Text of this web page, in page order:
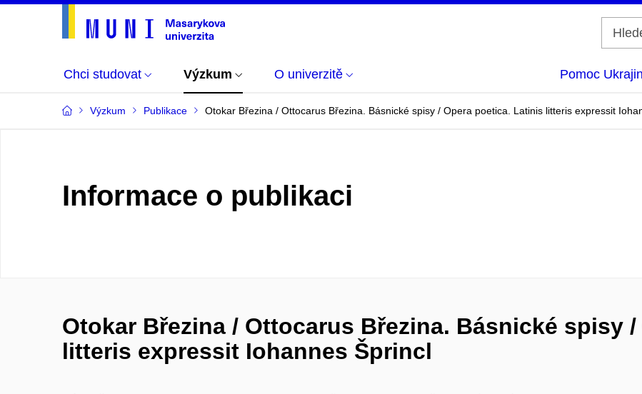
Chci studovat Výzkum O univerzitě Pomoc
Výzkum Publikace Otokar Březina / Ottocarus Březina. Básnické spisy / Opera poetica. Latinis litteris expressit
Informace o publikaci
Otokar Březina / Ottocarus Březina. Básnické spisy
litteris expressit Iohannes Šprincl